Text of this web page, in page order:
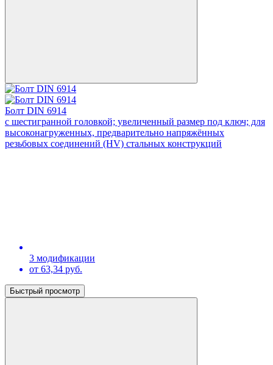
Болт DIN 6914
с шестигранной головкой; увеличенный размер под ключ; для
высоконагруженных, предварительно напряжённых
резьбовых соединений (HV) стальных конструкций
3 модификации
от 63,34 руб.
Быстрый просмотр